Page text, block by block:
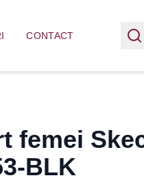
CONTACT
femei
BLK